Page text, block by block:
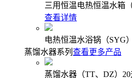
三用恒温电热恒温水箱
查看详情
电热恒温水浴锅（SYG
蒸馏水器系列 查看更多产品
蒸馏水器（TT、DZ）20